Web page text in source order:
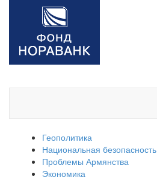
Геополитика
Национальная безопасность
Проблемы Армянства
Экономика